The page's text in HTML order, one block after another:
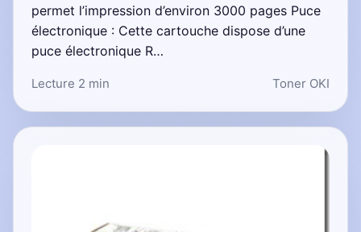
permet l’impression d’environ 3000 pages Puce
électronique : Cette cartouche dispose d’une
puce électronique R…
Lecture 2 min Toner OKI